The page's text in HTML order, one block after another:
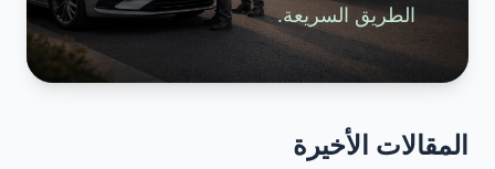
الطريق السريعة.
المقالات الأخيرة